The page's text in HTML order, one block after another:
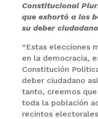
Constitucional
que exhortó a los
su deber
“Estas elecciones
en la democracia,
Constitución
deber ciudadano
tanto, creemos
toda la población
recintos